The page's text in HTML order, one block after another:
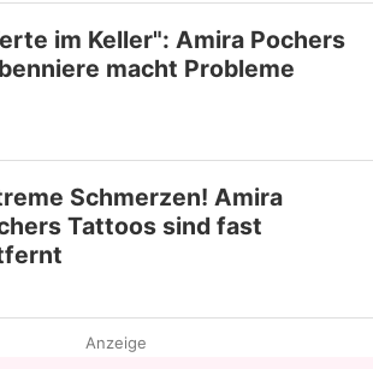
im Keller": Amira Pochers
macht Probleme
Schmerzen! Amira
Tattoos sind fast
Anzeige